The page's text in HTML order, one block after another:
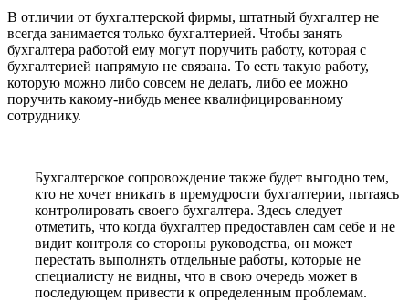
В отличии от бухгалтерской фирмы, штатный бухгалтер не
всегда занимается только бухгалтерией. Чтобы занять
бухгалтера работой ему могут поручить работу, которая с
бухгалтерией напрямую не связана. То есть такую работу,
которую можно либо совсем не делать, либо ее можно
поручить какому-нибудь менее квалифицированному
сотруднику.
Бухгалтерское сопровождение также будет выгодно тем,
кто не хочет вникать в премудрости бухгалтерии, пытаяcь
контролировать своего бухгалтера. Здесь следует
отметить, что когда бухгалтер предоставлен сам себе и не
видит контроля со стороны руководства, он может
перестать выполнять отдельные работы, которые не
специалисту не видны, что в свою очередь может в
последующем привести к определенным проблемам.